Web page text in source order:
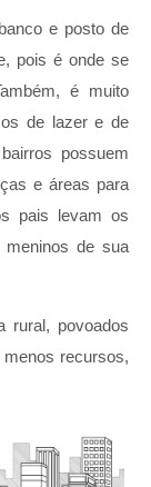
e posto de
pois é onde se
é muito
de lazer e de
possuem
e áreas para
pais levam os
de sua
rural, povoados
recursos,